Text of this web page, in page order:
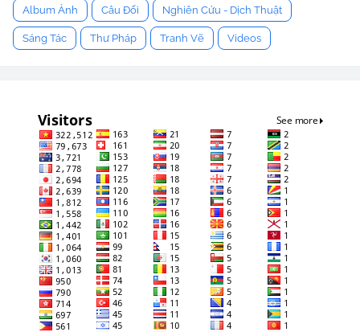
Album Ảnh Câu Đối Nghiên Cứu - Dịch Thuật
Sáng Tác Thư Pháp Tranh Vẽ Videos